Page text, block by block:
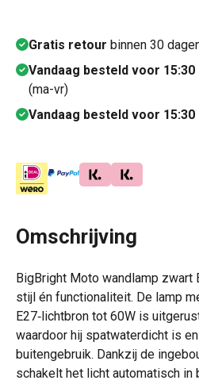
Gratis retour binnen 30
Vandaag besteld voor 15:30
(ma-vr)
Vandaag besteld voor 15:30
Omschrijving
BigBright Moto wandlamp zwart
stijl én functionaliteit. De lamp
E27‑lichtbron tot 60W is
waardoor hij spatwaterdicht is
buitengebruik. Dankzij de
schakelt het licht automatisch in